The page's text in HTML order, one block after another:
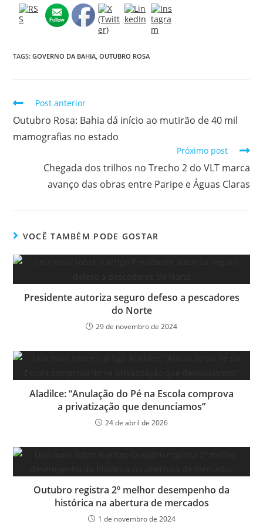
TAGS:GOVERNO DA BAHIA OUTUBRO ROSA
Post anterior
Outubro Rosa: Bahia dá início ao mutirão de 40 mil
mamografias no estado
Próximo post
Chegada dos trilhos no Trecho 2 do VLT marca
avanço das obras entre Paripe e Águas Claras
VOCÊ TAMBÉM PODE GOSTAR
Presidente autoriza seguro defeso a pescadores
do Norte
29 de novembro de 2024
Aladilce: “Anulação do Pé na Escola comprova
a privatização que denunciamos”
24 de abril de 2026
Outubro registra 2º melhor desempenho da
histórica na abertura de mercados
1 de novembro de 2024